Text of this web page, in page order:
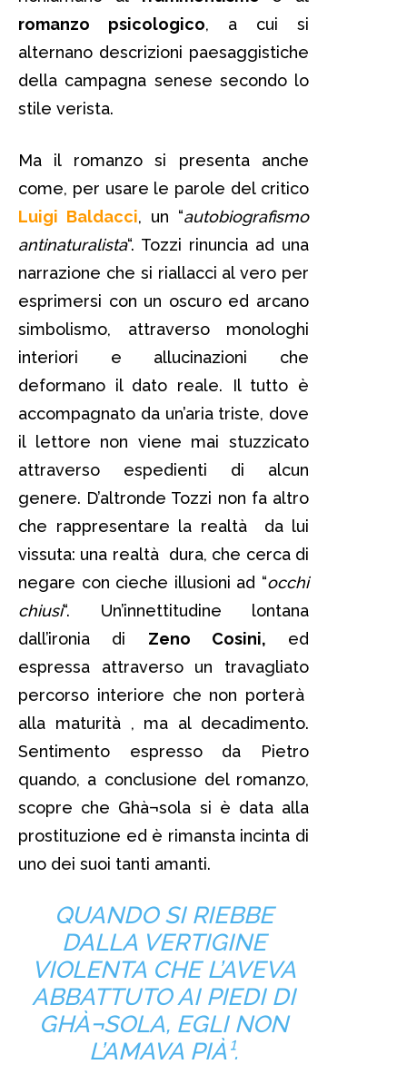
romanzo psicologico, a cui si
alternano descrizioni paesaggistiche
della campagna senese secondo lo
stile verista.
Ma il romanzo si presenta anche
come, per usare le parole del critico
Luigi Baldacci, un “autobiografismo
antinaturalista“. Tozzi rinuncia ad una
narrazione che si riallacci al vero per
esprimersi con un oscuro ed arcano
simbolismo, attraverso monologhi
interiori e allucinazioni che
deformano il dato reale. Il tutto è
accompagnato da un’aria triste, dove
il lettore non viene mai stuzzicato
attraverso espedienti di alcun
genere. D’altronde Tozzi non fa altro
che rappresentare la realtà da lui
vissuta: una realtà dura, che cerca di
negare con cieche illusioni ad “occhi
chiusi“. Un’innettitudine lontana
dall’ironia di Zeno Cosini, ed
espressa attraverso un travagliato
percorso interiore che non porterà
alla maturità , ma al decadimento.
Sentimento espresso da Pietro
quando, a conclusione del romanzo,
scopre che Ghà¬sola si è data alla
prostituzione ed è rimansta incinta di
uno dei suoi tanti amanti.
QUANDO SI RIEBBE
DALLA VERTIGINE
VIOLENTA CHE L’AVEVA
ABBATTUTO AI PIEDI DI
GHÀ¬SOLA, EGLI NON
L’AMAVA PIÀ¹.